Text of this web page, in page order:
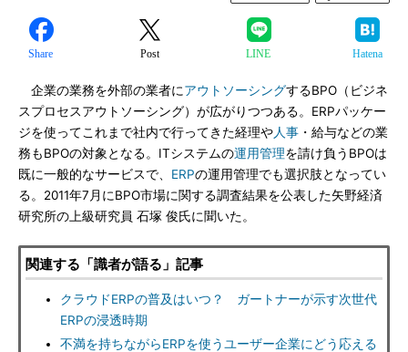
Share Post LINE Hatena
企業の業務を外部の業者にアウトソーシングするBPO（ビジネ
スプロセスアウトソーシング）が広がりつつある。ERPパッケー
ジを使ってこれまで社内で行ってきた経理や人事 ・給与などの業
務もBPOの対象となる。ITシステムの運用管理を請け負うBPOは
既に一般的なサービスで、 ERPの運用管理でも選択肢となってい
る。2011年7月にBPO市場に関する調査結果を公表した矢野経済
研究所の上級研究員 石塚 俊氏に聞いた。
関連する「識者が語る」記事
クラウドERPの普及はいつ？ ガートナーが示す次世代
ERPの浸透時期
不満を持ちながらERPを使うユーザー企業にどう応える